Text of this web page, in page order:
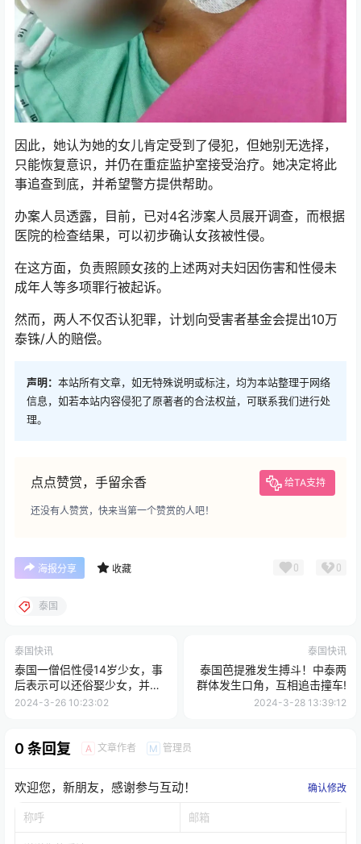
因此，她认为她的女儿肯定受到了侵犯，但她别无选择，
只能恢复意识，并仍在重症监护室接受治疗。她决定将此
事追查到底，并希望警方提供帮助。
办案人员透露，目前，已对4名涉案人员展开调查，而根据
医院的检查结果，可以初步确认女孩被性侵。
在这方面，负责照顾女孩的上述两对夫妇因伤害和性侵未
成年人等多项罪行被起诉。
然而，两人不仅否认犯罪，计划向受害者基金会提出10万
泰铢/人的赔偿。
声明： 本站所有文章，如无特殊说明或标注，均为本站整理于网络
信息，如若本站内容侵犯了原著者的合法权益，可联系我们进行处
理。
点点赞赏，手留余香 给TA支持
还没有人赞赏，快来当第一个赞赏的人吧！
海报分享 收藏 0 0
泰国
泰国快讯
泰国一僧侣性侵14岁少女，事
后表示可以还俗娶少女，并且
企图以40万泰铢私了
2024-3-26 10:23:02
泰国快讯
泰国芭提雅发生搏斗！中泰两
群体发生口角，互相追击撞车!
2024-3-28 13:39:12
0 条回复 A 文章作者 M 管理员
欢迎您，新朋友，感谢参与互动！ 确认修改